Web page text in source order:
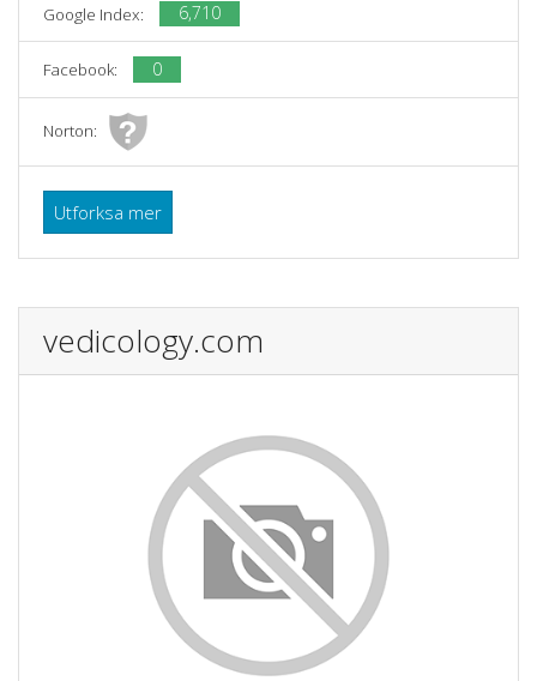
Google Index: 6,710
Facebook: 0
Norton:
Utforksa mer
vedicology.com